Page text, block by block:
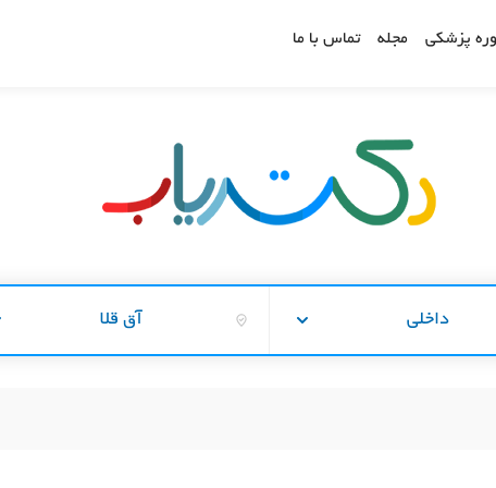
پزشکی مجله تماس با ما
داخلی آق قلا